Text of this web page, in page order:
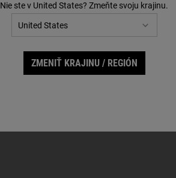
Nie ste v United States? Zmeňte svoju krajinu.
ZMENIŤ KRAJINU / REGIÓN